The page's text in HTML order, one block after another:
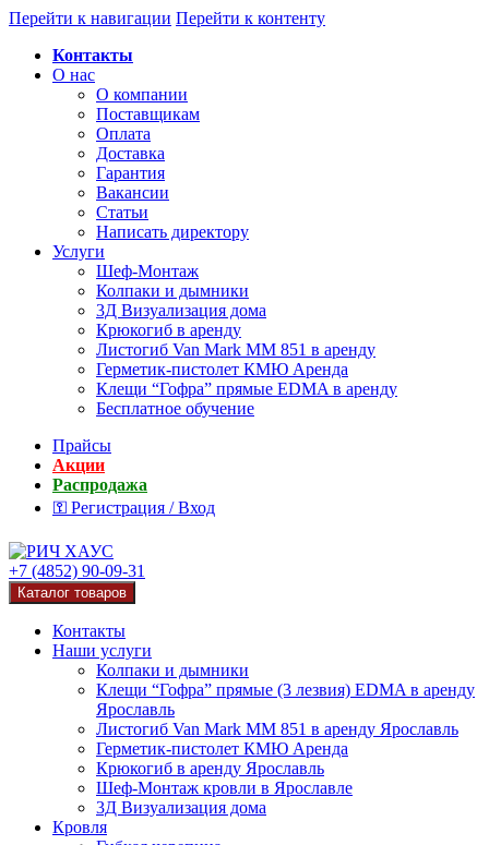
Перейти к навигации Перейти к контенту
Контакты
О нас
О компании
Поставщикам
Оплата
Доставка
Гарантия
Вакансии
Статьи
Написать директору
Услуги
Шеф-Монтаж
Колпаки и дымники
3Д Визуализация дома
Крюкогиб в аренду
Листогиб Van Mark MM 851 в аренду
Герметик-пистолет КМЮ Аренда
Клещи “Гофра” прямые EDMA в аренду
Бесплатное обучение
Прайсы
Акции
Распродажа
⚿ Регистрация / Вход
+7 (4852) 90-09-31
Каталог товаров
Контакты
Наши услуги
Колпаки и дымники
Клещи “Гофра” прямые (3 лезвия) EDMA в аренду
Ярославль
Листогиб Van Mark MM 851 в аренду Ярославль
Герметик-пистолет КМЮ Аренда
Крюкогиб в аренду Ярославль
Шеф-Монтаж кровли в Ярославле
3Д Визуализация дома
Кровля